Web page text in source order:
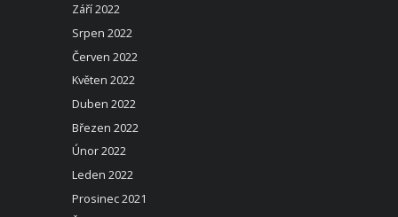
Září 2022
Srpen 2022
Červen 2022
Květen 2022
Duben 2022
Březen 2022
Únor 2022
Leden 2022
Prosinec 2021